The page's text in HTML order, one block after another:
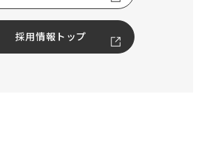
採用情報トップ